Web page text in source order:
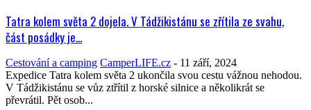
Tatra kolem světa 2 dojela. V Tádžikistánu se zřítila ze svahu,
část posádky je...
Cestování a camping CamperLIFE.cz - 11 září, 2024
Expedice Tatra kolem světa 2 ukončila svou cestu vážnou nehodou.
V Tádžikistánu se vůz ztřítil z horské silnice a několikrát se
převrátil. Pět osob...